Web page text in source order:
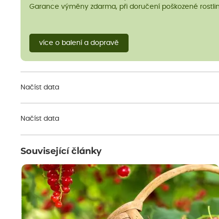
Garance výměny zdarma, při doručení poškozené
více o balení a dopravě
Načíst data
Načíst data
Související články